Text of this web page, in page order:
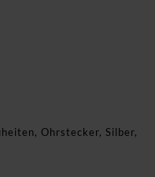
, Ohrstecker, Silber,